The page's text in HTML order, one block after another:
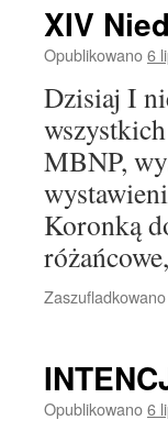
XIV
Opublikowano6
Dzisiaj I
MBNP,
Koronką
Opublikowano6